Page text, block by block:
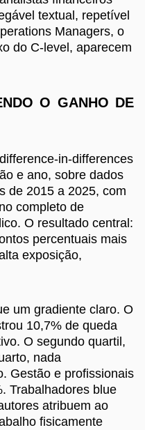
textual, repetível
Managers, o
do C-level, aparecem
O GANHO DE
in-differences
e ano, sobre dados
de 2015 a 2025, com
completo de
O resultado central:
percentuais mais
exposição,
um gradiente claro. O
10,7% de queda
O segundo quartil,
nada
Gestão e profissionais
Trabalhadores blue
atribuem ao
fisicamente